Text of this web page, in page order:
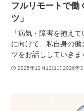
フルリモートで働
ツ」
「病気・障害を抱え
に向けて、私自身の
ツをお話ししていきま
2025年12月12日 2026年3